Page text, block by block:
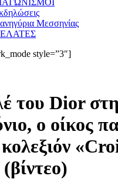
Μεσσηνίας
style=”3″]
του Dior
ο οίκος